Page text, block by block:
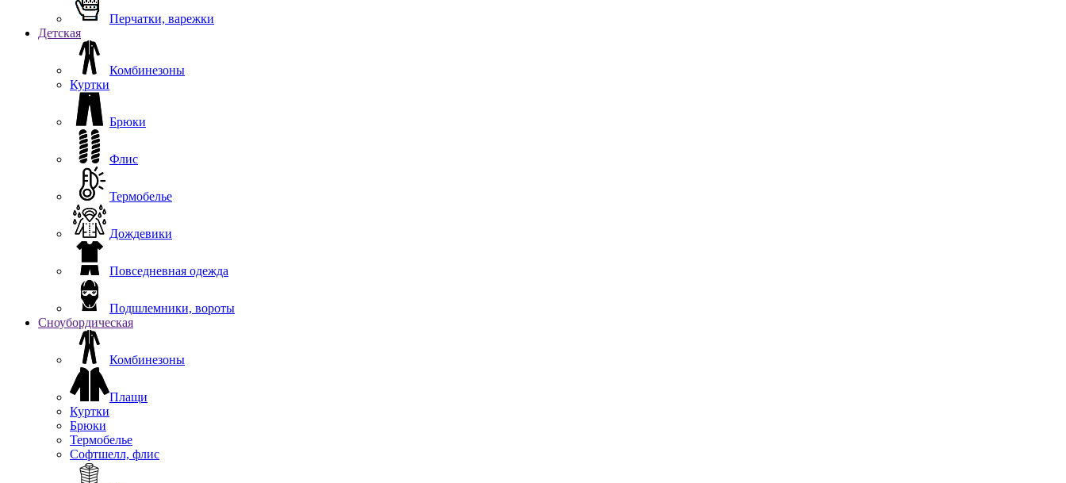
Перчатки, варежки
Детская
Комбинезоны
Куртки
Брюки
Флис
Термобелье
Дождевики
Повседневная одежда
Подшлемники, вороты
Сноубордическая
Комбинезоны
Плащи
Куртки
Брюки
Термобелье
Софтшелл, флис